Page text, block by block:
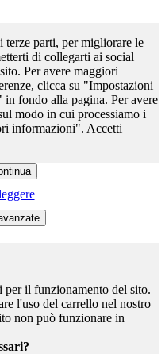
terze parti, per migliorare le
di collegarti ai social
Per avere maggiori
clicca su "Impostazioni
fondo alla pagina. Per avere
modo in cui processiamo i
informazioni". Accetti
per il funzionamento del sito.
l'uso del carrello nel nostro
non può funzionare in